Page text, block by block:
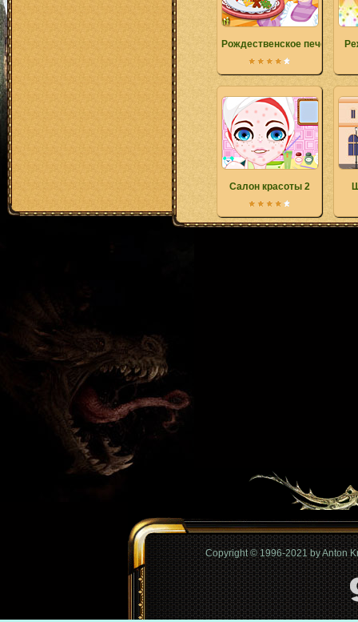
Рождественское печенье
Салон красоты 2
Copyright © 1996-2021 by Anton